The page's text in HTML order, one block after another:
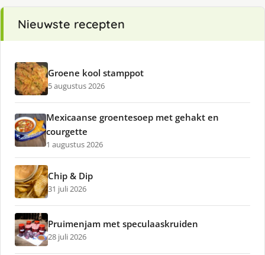
Nieuwste recepten
Groene kool stamppot
5 augustus 2026
Mexicaanse groentesoep met gehakt en
courgette
1 augustus 2026
Chip & Dip
31 juli 2026
Pruimenjam met speculaaskruiden
28 juli 2026